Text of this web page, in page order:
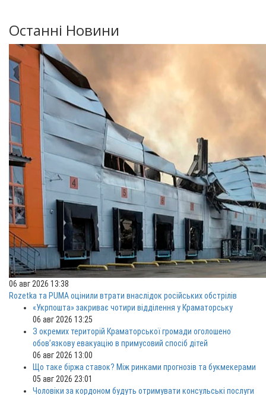
Останні Новини
06 авг 2026 13:38
Rozetka та PUMA оцінили втрати внаслідок російських обстрілів
«Укрпошта» закриває чотири відділення у Краматорську
06 авг 2026 13:25
З окремих територій Краматорської громади оголошено
обов’язкову евакуацію в примусовий спосіб дітей
06 авг 2026 13:00
Що таке біржа ставок? Між ринками прогнозів та букмекерами
05 авг 2026 23:01
Чоловіки за кордоном будуть отримувати консульські послуги